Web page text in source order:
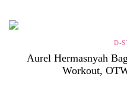
D-
Aurel Hermasnyah
Workout,